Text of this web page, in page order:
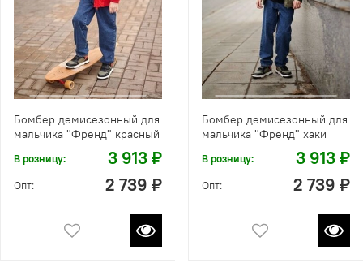
Бомбер демисезонный для
мальчика "Френд" красный
В розницу: 3 913 ₽
Опт: 2 739 ₽
Бомбер демисезонный для
мальчика "Френд" хаки
В розницу: 3 913 ₽
Опт: 2 739 ₽